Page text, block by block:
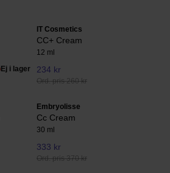
Ej i lager
IT Cosmetics
CC+ Cream
12 ml
234 kr
Ord. pris 260 kr
Embryolisse
Cc Cream
30 ml
333 kr
Ord. pris 370 kr